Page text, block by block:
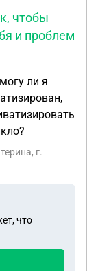
чтобы
и проблем
ли я
г.
что